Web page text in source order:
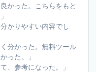
かった。こちらをもと
かりやすい内容でし
分かった。無料ツール
った。」
、参考になった。」